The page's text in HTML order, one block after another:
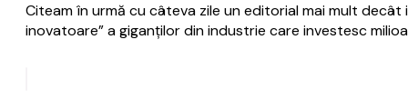
Citeam în urmă cu câteva zile un editorial mai mult
inovatoare” a giganţilor din industrie care investesc